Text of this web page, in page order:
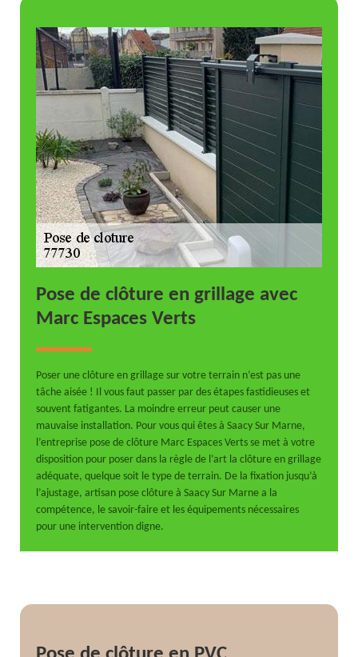
Pose de clôture en grillage avec
Marc Espaces Verts
Poser une clôture en grillage sur votre terrain n’est pas une
tâche aisée ! Il vous faut passer par des étapes fastidieuses et
souvent fatigantes. La moindre erreur peut causer une
mauvaise installation. Pour vous qui êtes à Saacy Sur Marne,
l’entreprise pose de clôture Marc Espaces Verts se met à votre
disposition pour poser dans la règle de l’art la clôture en grillage
adéquate, quelque soit le type de terrain. De la fixation jusqu’à
l’ajustage, artisan pose clôture à Saacy Sur Marne a la
compétence, le savoir-faire et les équipements nécessaires
pour une intervention digne.